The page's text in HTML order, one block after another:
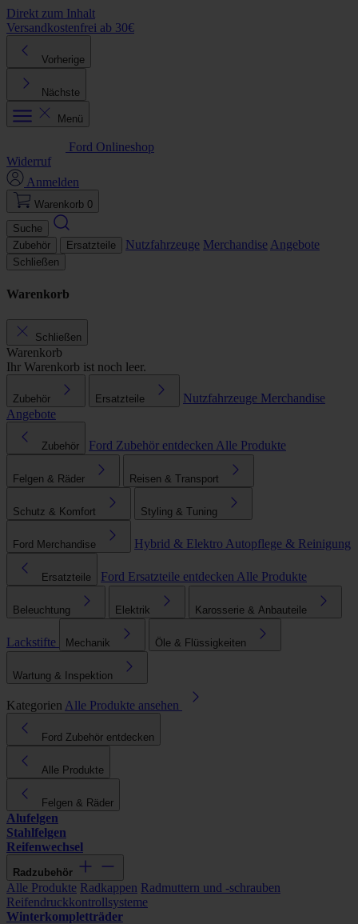
Direkt zum Inhalt
Versandkostenfrei ab 30€
Vorherige
Nächste
Menü
Ford Onlineshop
Widerruf
Anmelden
Warenkorb 0
Suche
Zubehör
Ersatzteile Nutzfahrzeuge Merchandise Angebote
Schließen
Warenkorb
Schließen
Warenkorb
Ihr Warenkorb ist noch leer.
Zubehör Ersatzteile Nutzfahrzeuge Merchandise
Angebote
Zubehör Ford Zubehör entdecken Alle Produkte
Felgen & Räder Reisen & Transport
Schutz & Komfort Styling & Tuning
Ford Merchandise Hybrid & Elektro Autopflege & Reinigung
Ersatzteile Ford Ersatzteile entdecken Alle Produkte
Beleuchtung Elektrik Karosserie & Anbauteile
Lackstifte Mechanik Öle & Flüssigkeiten
Wartung & Inspektion
Kategorien Alle Produkte ansehen
Ford Zubehör entdecken
Alle Produkte
Felgen & Räder
Alufelgen
Stahlfelgen
Reifenwechsel
Radzubehör
Alle Produkte Radkappen Radmuttern und -schrauben
Reifendruckkontrollsysteme
Winterkompletträder